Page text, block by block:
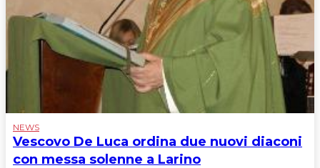
Politica
Sport
NEWS
Vescovo De Luca ordina due nuovi diaconi
con messa solenne a Larino